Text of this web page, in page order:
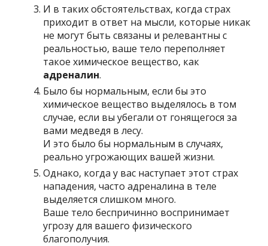
И в таких обстоятельствах, когда страх
приходит в ответ на мысли, которые никак
не могут быть связаны и релевантны с
реальностью, ваше тело переполняет
такое химическое вещество, как
адреналин.
Было бы нормальным, если бы это
химическое вещество выделялось в том
случае, если вы убегали от гонящегося за
вами медведя в лесу.
И это было бы нормальным в случаях,
реально угрожающих вашей жизни.
Однако, когда у вас наступает этот страх
нападения, часто адреналина в теле
выделяется слишком много.
Ваше тело беспричинно воспринимает
угрозу для вашего физического
благополучия.